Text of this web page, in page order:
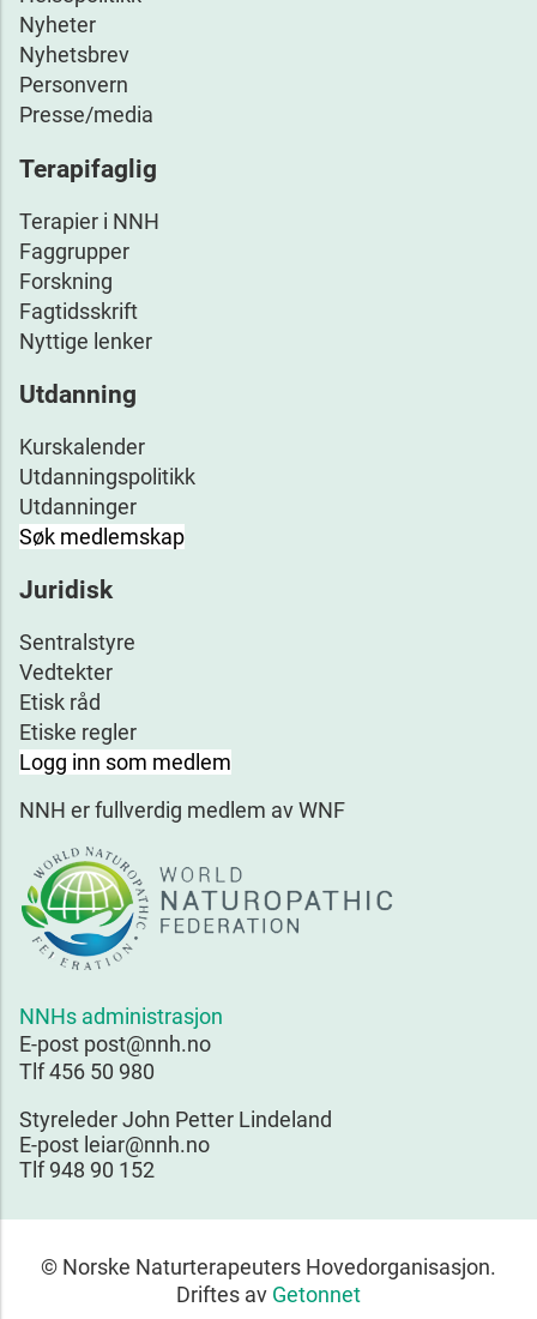
Nyheter
Nyhetsbrev
Personvern
Presse/media
Terapifaglig
Terapier i NNH
Faggrupper
Forskning
Fagtidsskrift
Nyttige lenker
Utdanning
Kurskalender
Utdanningspolitikk
Utdanninger
Søk medlemskap
Juridisk
Sentralstyre
Vedtekter
Etisk råd
Etiske regler
Logg inn som medlem
NNH er fullverdig medlem av WNF
NNHs administrasjon
E-post post@nnh.no
Tlf 456 50 980
Styreleder John Petter Lindeland
E-post leiar@nnh.no
Tlf 948 90 152
© Norske Naturterapeuters Hovedorganisasjon.
Driftes av Getonnet